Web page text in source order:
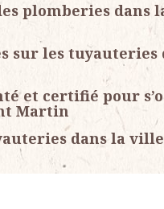
plomberies dans
sur les tuyauteries
et certifié pour
Martin
dans la